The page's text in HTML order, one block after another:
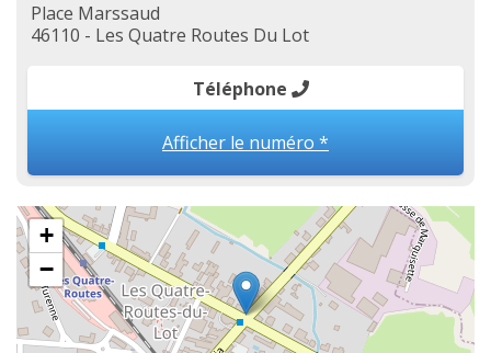
Place Marssaud
46110 - Les Quatre Routes Du Lot
Téléphone
Afficher le numéro *
+
−